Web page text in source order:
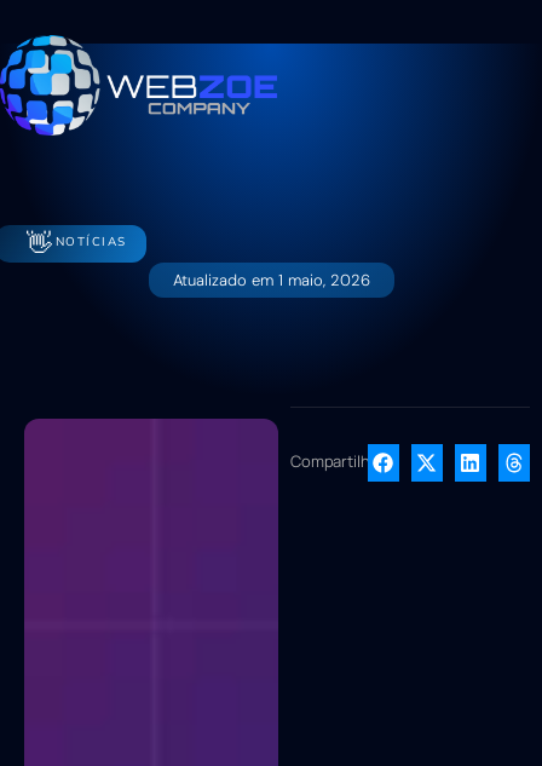
👋 NOTÍCIAS
Atualizado em 1 maio, 2026
Compartilhe